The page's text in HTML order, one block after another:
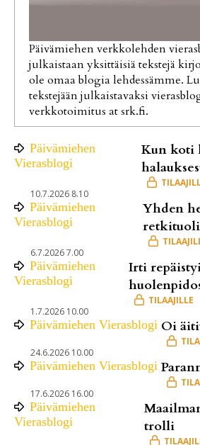
Päivämiehen verkkolehden
julkaistaan yksittäisiä tekstejä
ole omaa blogia lehdessämme.
tekstejään julkaistavaksi
verkkotoimitus at srk.fi.
Päivämiehen
Vierasblogi
Kun koti
10.7.2026 8.10
Päivämiehen
Vierasblogi
Yhden
6.7.2026 7.00
Päivämiehen
Vierasblogi
Irti
1.7.2026 10.00
Päivämiehen Vierasblogi Oi
24.6.2026 10.00
Päivämiehen Vierasblogi
17.6.2026 16.00
Päivämiehen
Vierasblogi
trolli